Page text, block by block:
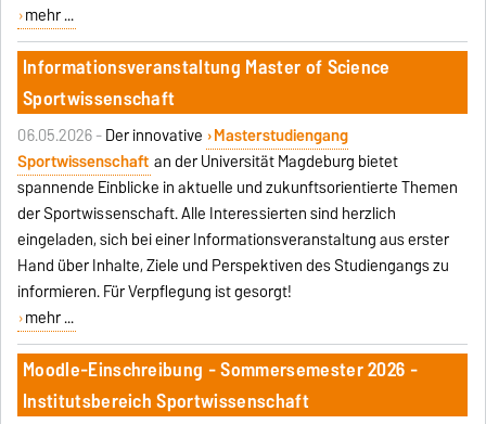
mehr ...
Informationsveranstaltung Master of Science
Sportwissenschaft
06.05.2026 -Der innovative Masterstudiengang
Sportwissenschaft an der Universität Magdeburg bietet
spannende Einblicke in aktuelle und zukunftsorientierte Themen
der Sportwissenschaft. Alle Interessierten sind herzlich
eingeladen, sich bei einer Informationsveranstaltung aus erster
Hand über Inhalte, Ziele und Perspektiven des Studiengangs zu
informieren. Für Verpflegung ist gesorgt!
mehr ...
Moodle-Einschreibung - Sommersemester 2026 -
Institutsbereich Sportwissenschaft